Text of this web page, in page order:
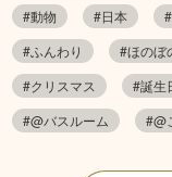
#動物
#日本
#ふんわり
#ほのぼ
#クリスマス
#誕生
#@バスルーム
#@